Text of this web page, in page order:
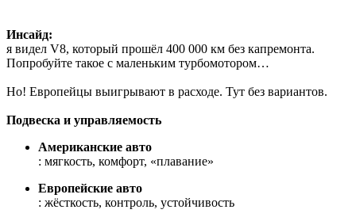
Инсайд:
я видел V8, который прошёл 400 000 км без капремонта.
Попробуйте такое с маленьким турбомотором…
Но! Европейцы выигрывают в расходе. Тут без вариантов.
Подвеска и управляемость
Американские авто
: мягкость, комфорт, «плавание»
Европейские авто
: жёсткость, контроль, устойчивость